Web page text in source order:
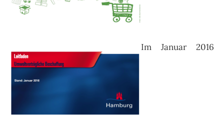
Im Januar 2016